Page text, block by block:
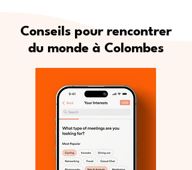
Conseils pour rencontrer
du monde à Colombes